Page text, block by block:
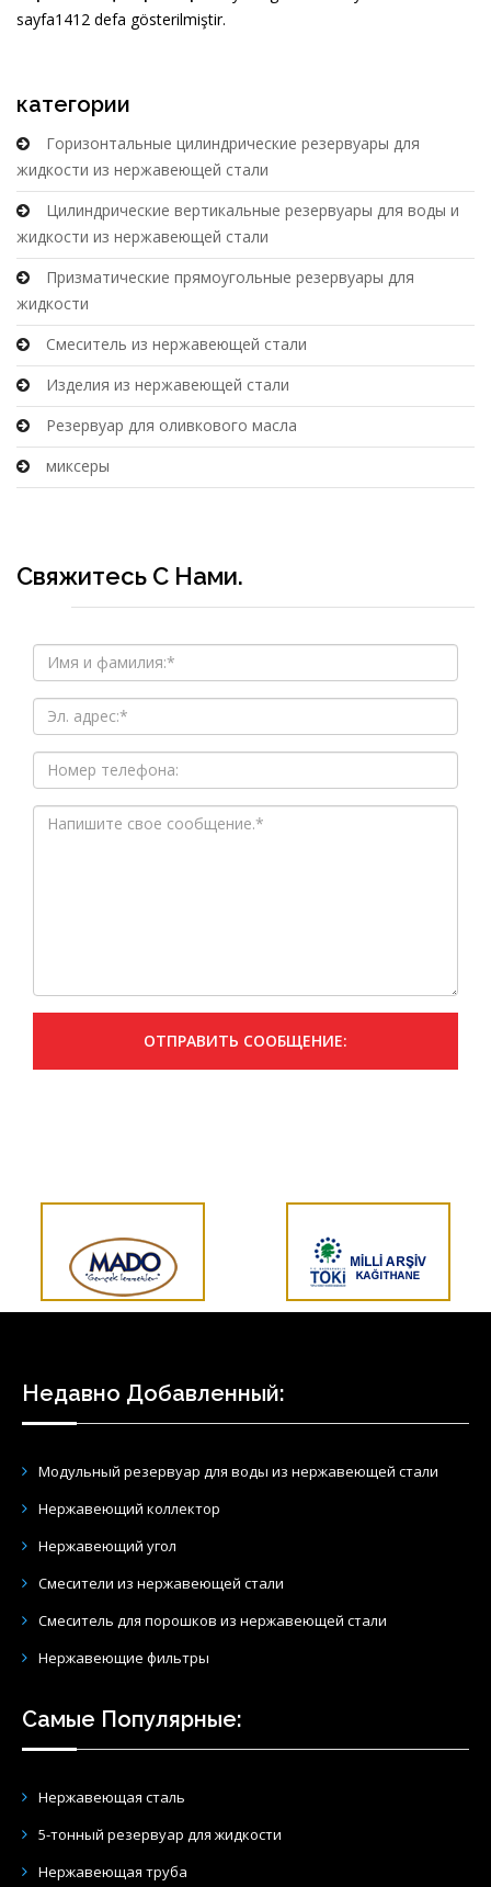
sayfa1412 defa gösterilmiştir.
категории
Горизонтальные цилиндрические резервуары для
жидкости из нержавеющей стали
Цилиндрические вертикальные резервуары для воды и
жидкости из нержавеющей стали
Призматические прямоугольные резервуары для
жидкости
Смеситель из нержавеющей стали
Изделия из нержавеющей стали
Резервуар для оливкового масла
миксеры
Свяжитесь С Нами.
ОТПРАВИТЬ СООБЩЕНИЕ:
Недавно Добавленный:
Модульный резервуар для воды из нержавеющей стали
Нержавеющий коллектор
Нержавеющий угол
Смесители из нержавеющей стали
Смеситель для порошков из нержавеющей стали
Нержавеющие фильтры
Самые Популярные:
Нержавеющая сталь
5-тонный резервуар для жидкости
Нержавеющая труба